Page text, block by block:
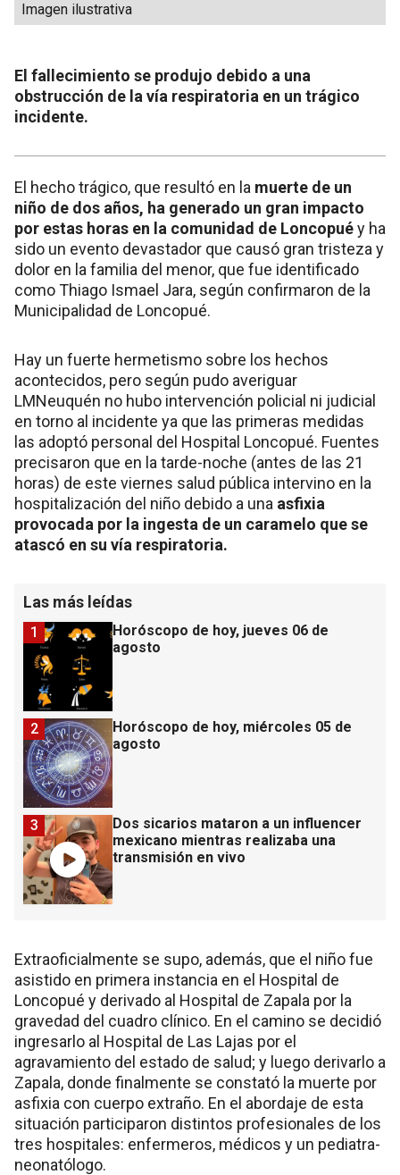
Imagen ilustrativa
El fallecimiento se produjo debido a una
obstrucción de la vía respiratoria en un trágico
incidente.
El hecho trágico, que resultó en la muerte de un
niño de dos años, ha generado un gran impacto
por estas horas en la comunidad de Loncopuéy ha
sido un evento devastador que causó gran tristeza y
dolor en la familia del menor, que fue identificado
como Thiago Ismael Jara, según confirmaron de la
Municipalidad de Loncopué.
Hay un fuerte hermetismo sobre los hechos
acontecidos, pero según pudo averiguar
LMNeuquén no hubo intervención policial ni judicial
en torno al incidente ya que las primeras medidas
las adoptó personal del Hospital Loncopué. Fuentes
precisaron que en la tarde-noche (antes de las 21
horas) de este viernes salud pública intervino en la
hospitalización del niño debido a una asfixia
provocada por la ingesta de un caramelo que se
atascó en su vía respiratoria.
Las más leídas
Horóscopo de hoy, jueves 06 de
agosto
1
Horóscopo de hoy, miércoles 05 de
agosto
2
Dos sicarios mataron a un influencer
mexicano mientras realizaba una
transmisión en vivo
3
Extraoficialmente se supo, además, que el niño fue
asistido en primera instancia en el Hospital de
Loncopué y derivado al Hospital de Zapala por la
gravedad del cuadro clínico. En el camino se decidió
ingresarlo al Hospital de Las Lajas por el
agravamiento del estado de salud; y luego derivarlo a
Zapala, donde finalmente se constató la muerte por
asfixia con cuerpo extraño. En el abordaje de esta
situación participaron distintos profesionales de los
tres hospitales: enfermeros, médicos y un pediatra-
neonatólogo.